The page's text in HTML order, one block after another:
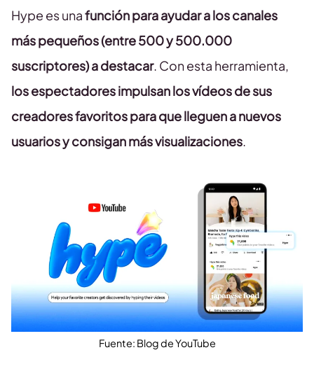
Hype es unafunción para ayudar a los canales
más pequeños (entre 500 y 500.000
suscriptores) a destacar. Con esta herramienta,
los espectadores impulsan los vídeos de sus
creadores favoritos para que lleguen a nuevos
usuarios y consigan más visualizaciones.
Fuente: Blog de YouTube